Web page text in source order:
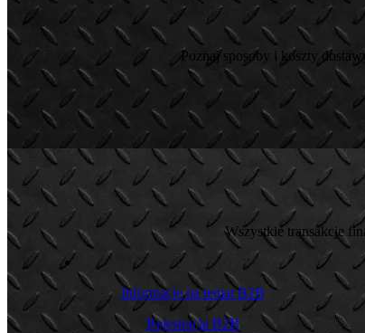
Poznaj sposoby i koszty
Wszystkie transakcje
Informacje na temat B2B
Rejestracja B2B